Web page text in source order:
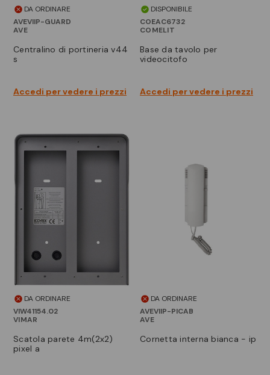
DA ORDINARE
AVEVIIP-GUARD
AVE
centralino di portineria v44
s
Accedi per vedere i prezzi
DISPONIBILE
COEAC6732
COMELIT
base da tavolo per
videocitofo
Accedi per vedere i prezzi
DA ORDINARE
VIW41154.02
VIMAR
scatola parete 4m(2x2)
pixel a
DA ORDINARE
AVEVIIP-PICAB
AVE
cornetta interna bianca - ip